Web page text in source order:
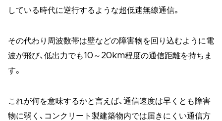
している時代に逆行するような超低速無線通信。
その代わり周波数帯は壁などの障害物を回り込むように電
波が飛び、低出力でも10～20km程度の通信距離を持ちま
す。
これが何を意味するかと言えば、通信速度は早くとも障害
物に弱く、コンクリート製建築物内では届きにくい通信方